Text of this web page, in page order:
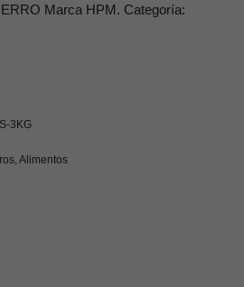
Marca HPM. Categoría:
3KG
Alimentos